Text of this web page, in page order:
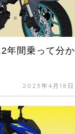
2年間乗って分か
2023年4月18日